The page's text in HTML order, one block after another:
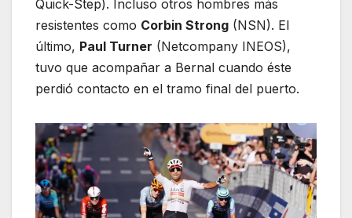
Quick-Step). Incluso otros hombres más
resistentes como Corbin Strong (NSN). El
último, Paul Turner (Netcompany INEOS),
tuvo que acompañar a Bernal cuando éste
perdió contacto en el tramo final del puerto.